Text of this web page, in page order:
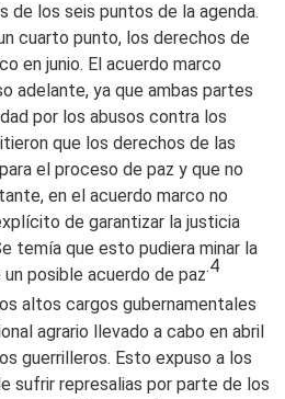
de los seis puntos de la agenda.
cuarto punto, los derechos de
en junio. El acuerdo marco
adelante, ya que ambas partes
por los abusos contra los
que los derechos de las
el proceso de paz y que no
en el acuerdo marco no
de garantizar la justicia
temía que esto pudiera minar la
posible acuerdo de paz.4
altos cargos gubernamentales
agrario llevado a cabo en abril
guerrilleros. Esto expuso a los
sufrir represalias por parte de los